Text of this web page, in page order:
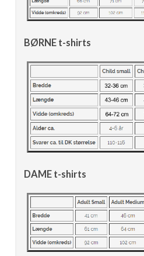
BØRNE t-shirts
DAME t-shirts